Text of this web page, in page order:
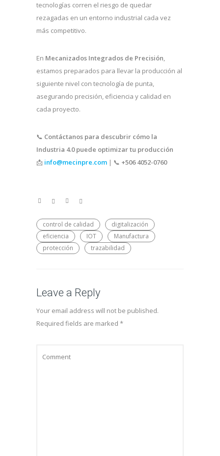
tecnologías corren el riesgo de quedar
rezagadas en un entorno industrial cada vez
más competitivo.
En Mecanizados Integrados de Precisión,
estamos preparados para llevar la producción al
siguiente nivel con tecnología de punta,
asegurando precisión, eficiencia y calidad en
cada proyecto.
📞 Contáctanos para descubrir cómo la
Industria 4.0 puede optimizar tu producción
📩 info@mecinpre.com | 📞 +506 4052-0760
control de calidad
digitalización
eficiencia
IOT
Manufactura
protección
trazabilidad
Leave a Reply
Your email address will not be published.
Required fields are marked *